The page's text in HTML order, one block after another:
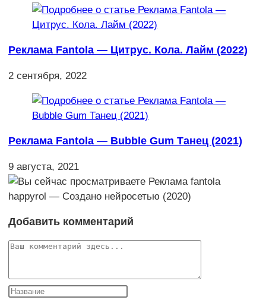
Реклама Fantola — Цитрус. Кола. Лайм (2022)
2 сентября, 2022
Реклама Fantola — Bubble Gum Танец (2021)
9 августа, 2021
Добавить комментарий
Комментарий